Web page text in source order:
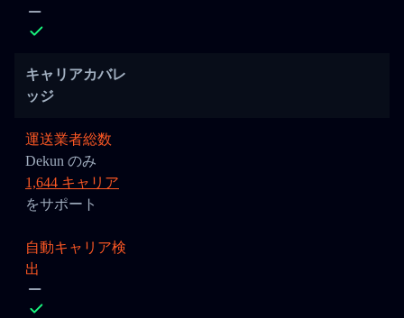
キャリアカバレ
ッジ
運送業者総数
Dekun のみ
1,644 キャリア
をサポート
自動キャリア検
出